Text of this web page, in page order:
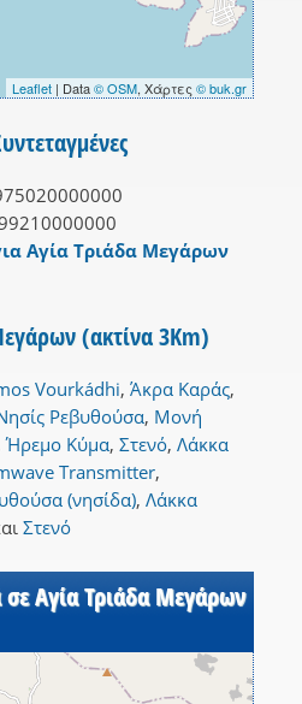
Leaflet | Data© OSM, Χάρτες © buk.gr
Αγία Τριάδα Μεγάρων
(ακτίνα 3Km)
Vourkádhi, Άκρα Καράς,
Ρεβυθούσα, Μονή
Ήρεμο Κύμα, Στενό, Λάκκα
Transmitter,
(νησίδα), Λάκκα
Στενό
σε Αγία Τριάδα Μεγάρων